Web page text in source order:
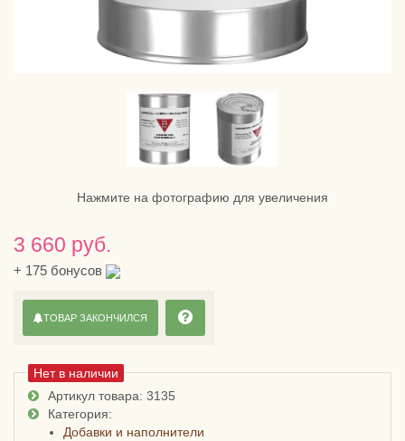
Нажмите на фотографию для увеличения
3 660 руб.
+ 175 бонусов
Нет в наличии
Артикул товара: 3135
Категория:
Добавки и наполнители
ТОВАР ЗАКОНЧИЛСЯ